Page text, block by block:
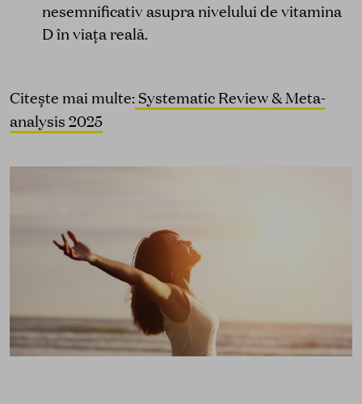
nesemnificativ asupra nivelului de vitamina
D în viața reală.
Citește mai multe:Systematic Review & Meta-
analysis 2025